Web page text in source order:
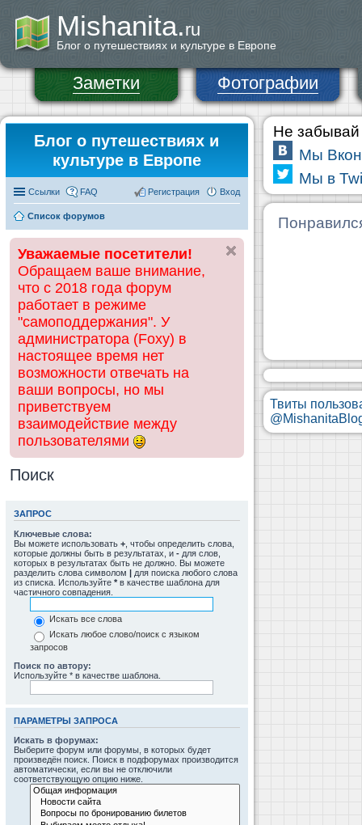
Mishanita.ru
Блог о путешествиях и культуре в Европе
Заметки Фотографии
Блог о путешествиях и
культуре в Европе
Ссылки FAQ Вход
Регистрация
Список форумов
Уважаемые посетители!
Обращаем ваше внимание,
что с 2018 года форум
работает в режиме
"самоподдержания". У
администратора (Foxy) в
настоящее время нет
возможности отвечать на
ваши вопросы, но мы
приветствуем
взаимодействие между
пользователями
Поиск
ЗАПРОС
Ключевые слова:
Вы можете использовать + , чтобы определить слова,
которые должны быть в результатах, и - для слов,
которых в результатах быть не должно. Вы можете
разделить слова символом | для поиска любого слова
из списка. Используйте * в качестве шаблона для
частичного совпадения.
Искать все слова
Искать любое слово/поиск с языком
запросов
Поиск по автору:
Используйте * в качестве шаблона.
ПАРАМЕТРЫ ЗАПРОСА
Искать в форумах:
Выберите форум или форумы, в которых будет
произведён поиск. Поиск в подфорумах производится
автоматически, если вы не отключили
соответствующую опцию ниже.
Не забывай
Мы
Мы в
Твиты